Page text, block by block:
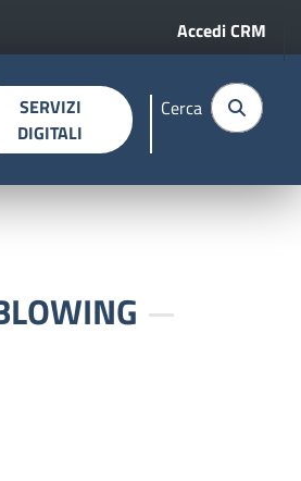
Menu
Accedi CRM
SERVIZI
DIGITALI
Cerca